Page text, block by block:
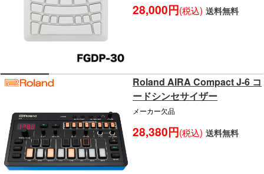
28,000円(税込) 送料無料
Roland AIRA Compact J-6 コ
ードシンセサイザー
メーカー欠品
28,380円(税込) 送料無料